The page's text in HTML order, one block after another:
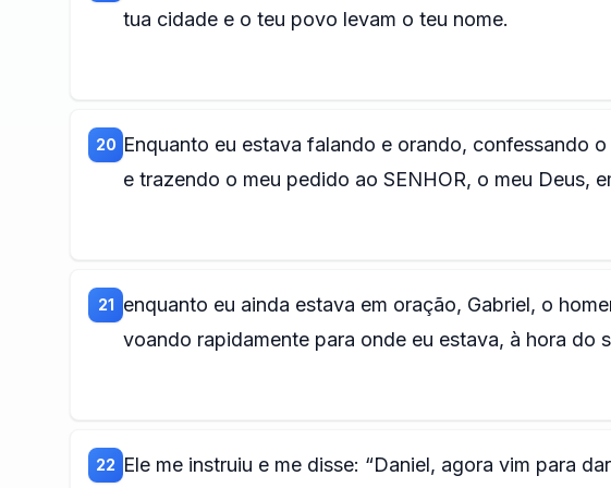
tua cidade e o teu povo levam o teu nome.
20 Enquanto eu estava falando e orando, confessando
e trazendo o meu pedido ao SENHOR, o meu Deus,
21 enquanto eu ainda estava em oração, Gabriel, o
voando rapidamente para onde eu estava, à hora do
22 Ele me instruiu e me disse: “Daniel, agora vim para